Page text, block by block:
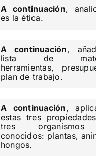
A continuación,
es la ética.
A continuación,
lista de
herramientas,
plan de trabajo.
A continuación,
estas tres
tres
conocidos: plantas,
hongos.